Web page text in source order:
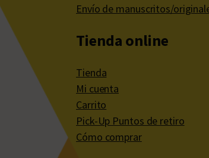
Envío de manuscritos/
Tienda online
Tienda
Mi cuenta
Carrito
Pick-Up Puntos de retiro
Cómo comprar